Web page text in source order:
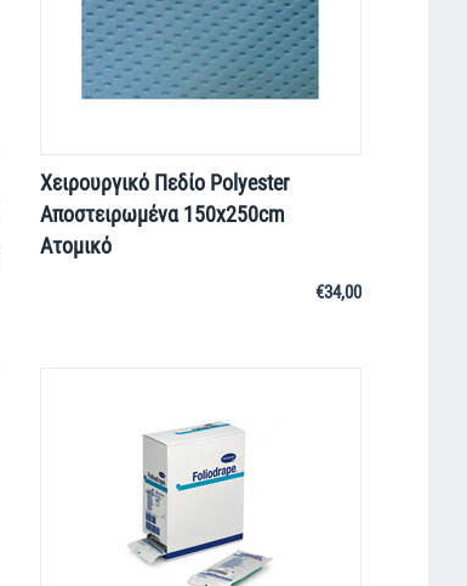
Χειρουργικό Πεδίο Polyester
Αποστειρωμένα 150x250cm
Ατομικό
€34,00